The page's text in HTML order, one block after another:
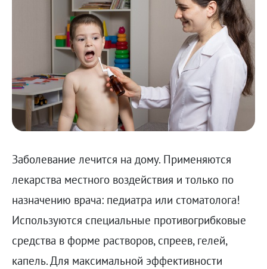
Заболевание лечится на дому. Применяются
лекарства местного воздействия и только по
назначению врача: педиатра или стоматолога!
Используются специальные противогрибковые
средства в форме растворов, спреев, гелей,
капель. Для максимальной эффективности